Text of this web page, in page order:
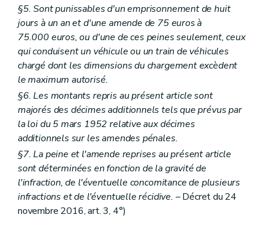
§5. Sont punissables d'un emprisonnement de huit
jours à un an et d'une amende de 75 euros à
75.000 euros, ou d'une de ces peines seulement, ceux
qui conduisent un véhicule ou un train de véhicules
chargé dont les dimensions du chargement excèdent
le maximum autorisé.
§6. Les montants repris au présent article sont
majorés des décimes additionnels tels que prévus par
la loi du 5 mars 1952 relative aux décimes
additionnels sur les amendes pénales.
§7. La peine et l'amende reprises au présent article
sont déterminées en fonction de la gravité de
l'infraction, de l'éventuelle concomitance de plusieurs
infractions et de l'éventuelle récidive. – Décret du 24
novembre 2016, art. 3, 4°)